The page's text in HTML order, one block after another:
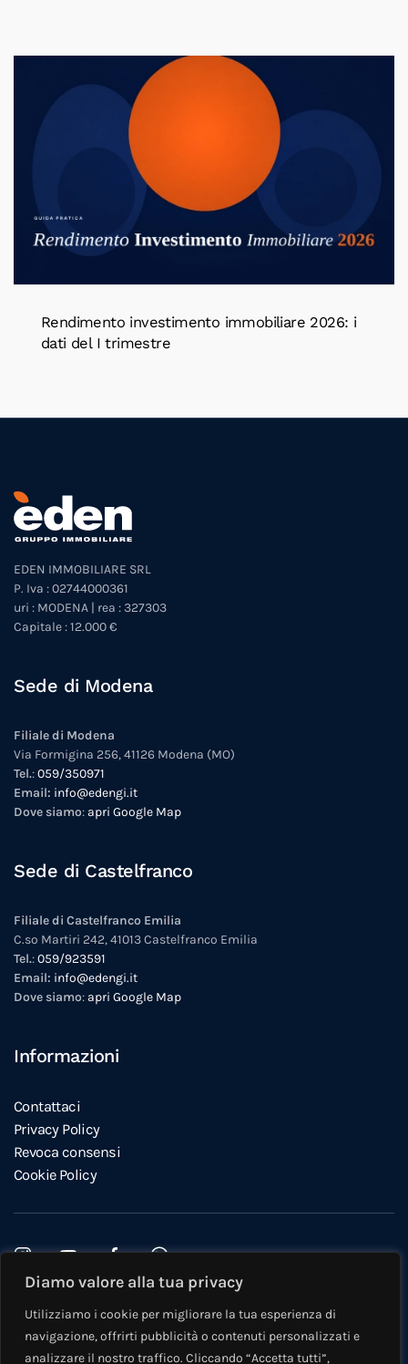
Diamo valore alla tua privacy
Utilizziamo i cookie per migliorare la tua esperienza di
navigazione, offrirti pubblicità o contenuti personalizzati e
analizzare il nostro traffico. Cliccando “Accetta tutti”,
Rendimento investimento immobiliare 2026: i
dati del I trimestre
EDEN IMMOBILIARE SRL
P. Iva : 02744000361
uri : MODENA | rea : 327303
Capitale : 12.000 €
Sede di Modena
Filiale di Modena
Via Formigina 256, 41126 Modena (MO)
Tel.:059/350971
Email: info@edengi.it
Dove siamo: apri Google Map
Sede di Castelfranco
Filiale di Castelfranco Emilia
C.so Martiri 242, 41013 Castelfranco Emilia
Tel.:059/923591
Email: info@edengi.it
Dove siamo: apri Google Map
Informazioni
Contattaci
Privacy Policy
Revoca consensi
Cookie Policy
Questo sito è protetto da reCAPTCHA e si applicano la
e i Termini di servizio
di Google.
©2026Eden Immobiliare Modena e Castelfranco. Tutti i diritti